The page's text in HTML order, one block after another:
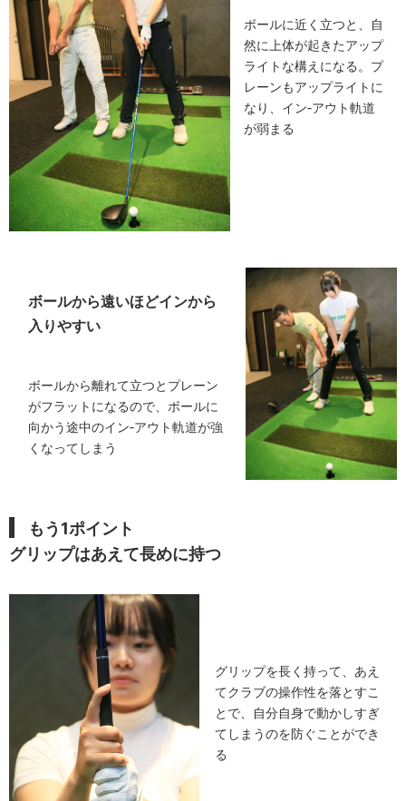
ボールに近く立つと、自
然に上体が起きたアップ
ライトな構えになる。プ
レーンもアップライトに
なり、イン‐アウト軌道
が弱まる
ボールから遠いほどインから
入りやすい
ボールから離れて立つとプレーン
がフラットになるので、ボールに
向かう途中のイン‐アウト軌道が強
くなってしまう
もう1ポイント
グリップはあえて長めに持つ
グリップを長く持って、あえ
てクラブの操作性を落とすこ
とで、自分自身で動かしすぎ
てしまうのを防ぐことができ
る